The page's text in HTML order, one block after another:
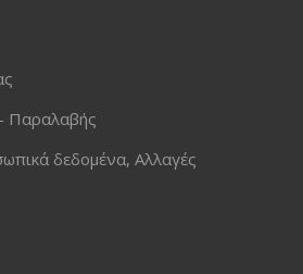
Παραλαβής
δεδομένα, Αλλαγές